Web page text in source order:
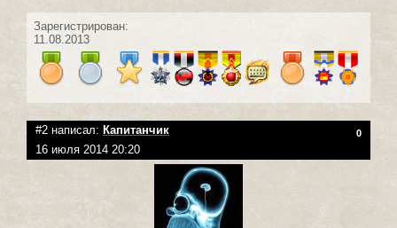
Зарегистрирован:
11.08.2013
#2 написал: Капитанчик 0
16 июля 2014 20:20